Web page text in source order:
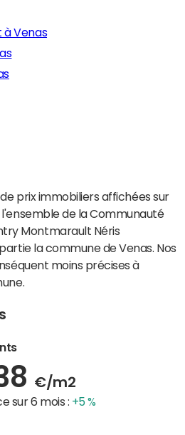
à Venas
prix immobiliers affichées sur
de la Communauté
Montmarault Néris
la commune de Venas. Nos
moins précises à
€/m2
sur 6 mois : +5 %